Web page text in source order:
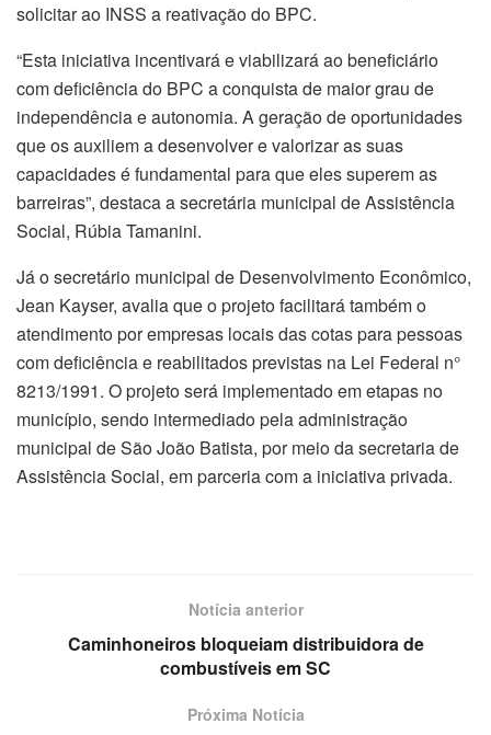
solicitar ao INSS a reativação do BPC.
“Esta iniciativa incentivará e viabilizará ao beneficiário
com deficiência do BPC a conquista de maior grau de
independência e autonomia. A geração de oportunidades
que os auxiliem a desenvolver e valorizar as suas
capacidades é fundamental para que eles superem as
barreiras”, destaca a secretária municipal de Assistência
Social, Rúbia Tamanini.
Já o secretário municipal de Desenvolvimento Econômico,
Jean Kayser, avalia que o projeto facilitará também o
atendimento por empresas locais das cotas para pessoas
com deficiência e reabilitados previstas na Lei Federal n°
8213/1991. O projeto será implementado em etapas no
município, sendo intermediado pela administração
municipal de São João Batista, por meio da secretaria de
Assistência Social, em parceria com a iniciativa privada.
Notícia anterior
Caminhoneiros bloqueiam distribuidora de
combustíveis em SC
Próxima Notícia